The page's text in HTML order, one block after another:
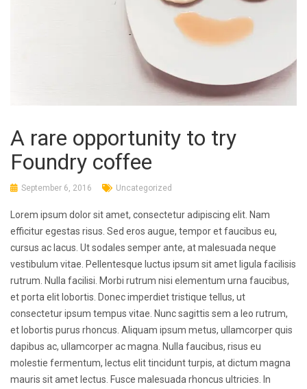
A rare opportunity to try
Foundry coffee
September 6, 2016 Uncategorized
Lorem ipsum dolor sit amet, consectetur adipiscing elit. Nam
efficitur egestas risus. Sed eros augue, tempor et faucibus eu,
cursus ac lacus. Ut sodales semper ante, at malesuada neque
vestibulum vitae. Pellentesque luctus ipsum sit amet ligula facilisis
rutrum. Nulla facilisi. Morbi rutrum nisi elementum urna faucibus,
et porta elit lobortis. Donec imperdiet tristique tellus, ut
consectetur ipsum tempus vitae. Nunc sagittis sem a leo rutrum,
et lobortis purus rhoncus. Aliquam ipsum metus, ullamcorper quis
dapibus ac, ullamcorper ac magna. Nulla faucibus, risus eu
molestie fermentum, lectus elit tincidunt turpis, at dictum magna
mauris sit amet lectus. Fusce malesuada rhoncus ultricies. In